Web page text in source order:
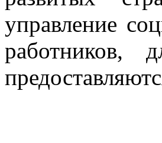
управление
работников,